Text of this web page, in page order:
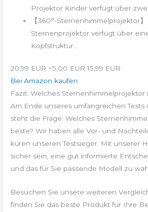
Projektor Kinder verfügt über
【360°-Sternenhimmelprojektor
Sternenprojektor verfügt über
Kopfstruktur...
20,99 EUR −5,00 EUR 15,99 EUR
Bei Amazon kaufen
Fazit: Welches Sternenhimmelprojektor
Am Ende unseres umfangreichen Tests
steht die Frage: Welches
beste? Wir haben alle Vor- und
küren unseren Testsieger. Mit unserer
sicher sein, eine gut informierte
und das für Sie passende Modell zu
Besuchen Sie unsere weiteren
finden Sie das beste Produkt für Ihre